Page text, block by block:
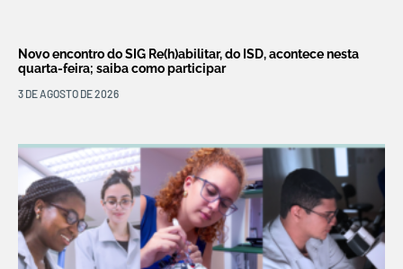
Novo encontro do SIG Re(h)abilitar, do ISD, acontece nesta
quarta-feira; saiba como participar
3 DE AGOSTO DE 2026